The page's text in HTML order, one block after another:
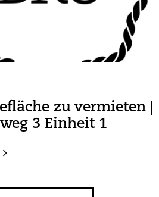
zu vermieten |
3 Einheit 1